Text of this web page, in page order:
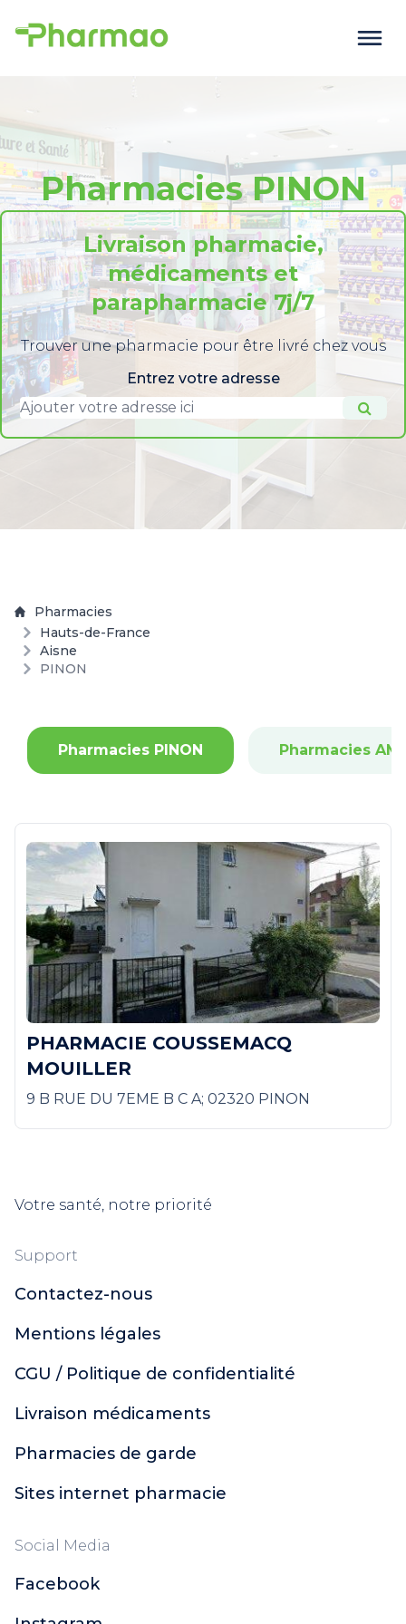
Pharmacies PINON
Livraison pharmacie,
médicaments et
parapharmacie 7j/7
Trouver une pharmacie pour être livré chez vous
Entrez votre adresse
Pharmacies
Hauts-de-France
Aisne
PINON
Pharmacies PINON Pharmacies
PHARMACIE COUSSEMACQ
MOUILLER
9 B RUE DU 7EME B C A; 02320 PINON
Votre santé, notre priorité
Support
Contactez-nous
Mentions légales
CGU / Politique de confidentialité
Livraison médicaments
Pharmacies de garde
Sites internet pharmacie
Social Media
Facebook